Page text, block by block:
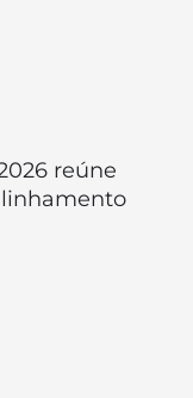
reúne